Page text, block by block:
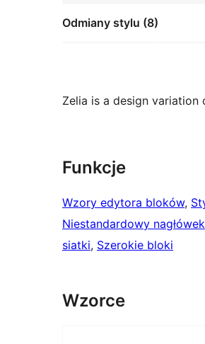
Odmiany stylu (8)
Zelia is a design
Funkcje
Wzory edytora bloków,
Niestandardowy nagłówek
siatki, Szerokie bloki
Wzorce